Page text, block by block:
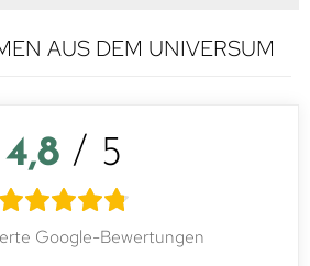
AUS DEM UNIVERSUM
4,8 / 5
Google-Bewertungen